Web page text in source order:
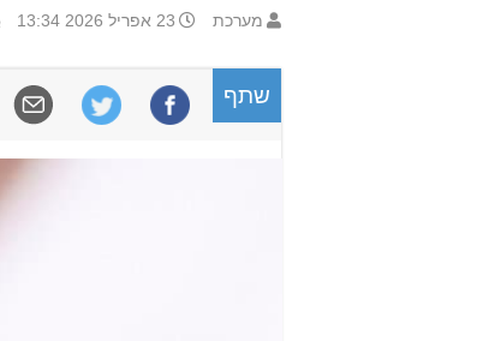
מערכת 23 אפריל 2026 13:34
שתף